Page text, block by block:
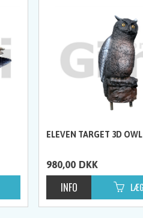
ELEVEN TARGET 3D OWL
980,00 DKK